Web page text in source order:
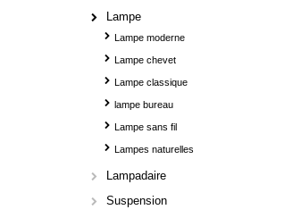
Lampe
Lampe moderne
Lampe chevet
Lampe classique
lampe bureau
Lampe sans fil
Lampes naturelles
Lampadaire
Suspension